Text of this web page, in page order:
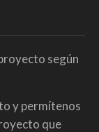
según
y permítenos
que